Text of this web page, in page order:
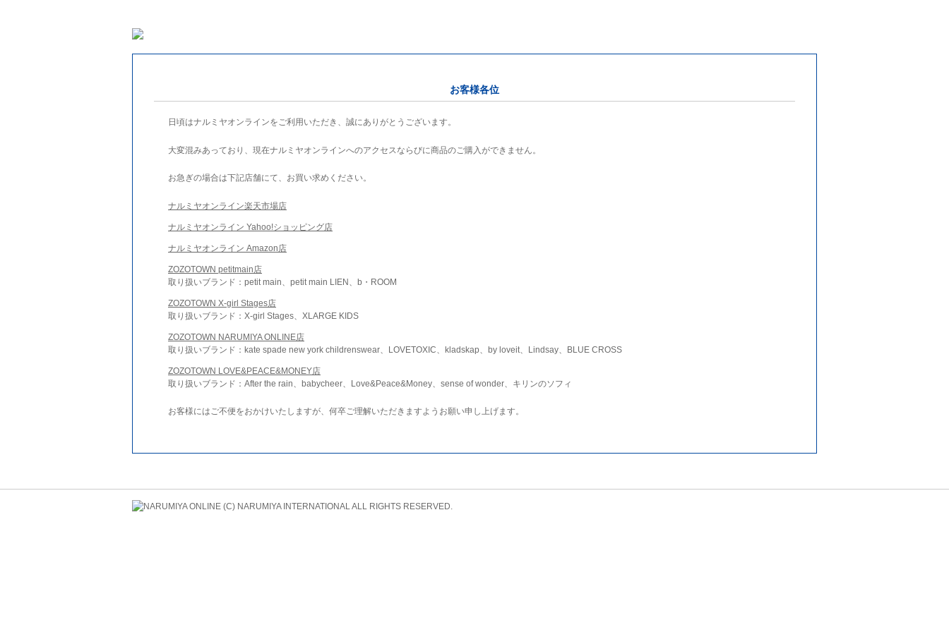
お客様各位
日頃はナルミヤオンラインをご利用いただき、誠にありがとうございます。
大変混みあっており、現在ナルミヤオンラインへのアクセスならびに商品のご購入ができません。
お急ぎの場合は下記店舗にて、お買い求めください。
ナルミヤオンライン楽天市場店
ナルミヤオンライン Yahoo!ショッピング店
ナルミヤオンライン Amazon店
ZOZOTOWN petitmain店
取り扱いブランド：petit main、petit main LIEN、b・ROOM
ZOZOTOWN X-girl Stages店
取り扱いブランド：X-girl Stages、XLARGE KIDS
ZOZOTOWN NARUMIYA ONLINE店
取り扱いブランド：kate spade new york childrenswear、LOVETOXIC、kladskap、by loveit、Lindsay、BLUE CROSS
ZOZOTOWN LOVE&PEACE&MONEY店
取り扱いブランド：After the rain、babycheer、Love&Peace&Money、sense of wonder、キリンのソフィ
お客様にはご不便をおかけいたしますが、何卒ご理解いただきますようお願い申し上げます。